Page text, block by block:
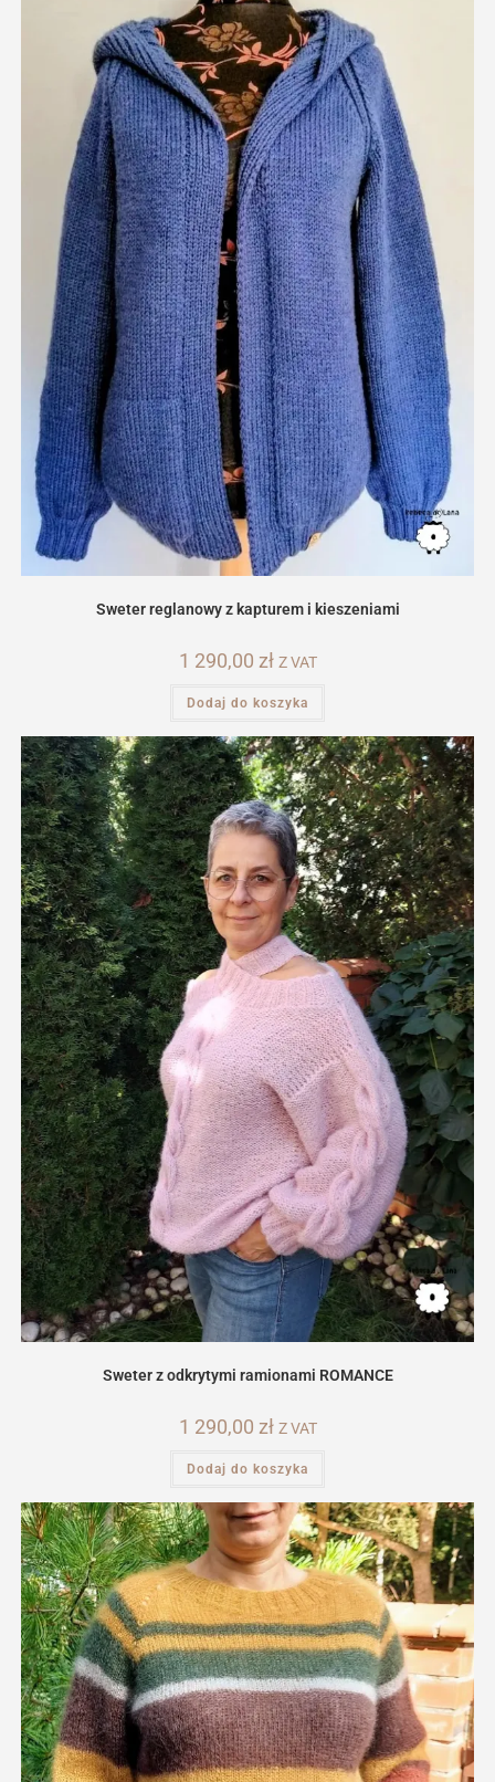
Sweter reglanowy z kapturem i kieszeniami
1 290,00 zł Z VAT
Dodaj do koszyka
Sweter z odkrytymi ramionami ROMANCE
1 290,00 zł Z VAT
Dodaj do koszyka